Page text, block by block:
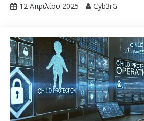
12 Απριλίου 2025 Cyb3rG